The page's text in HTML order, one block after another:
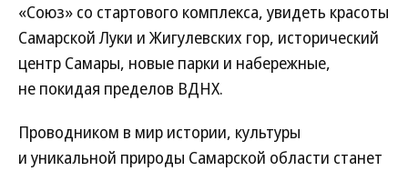
«Союз» со стартового комплекса, увидеть красоты
Самарской Луки и Жигулевских гор, исторический
центр Самары, новые парки и набережные,
не покидая пределов ВДНХ.
Проводником в мир истории, культуры
и уникальной природы Самарской области станет